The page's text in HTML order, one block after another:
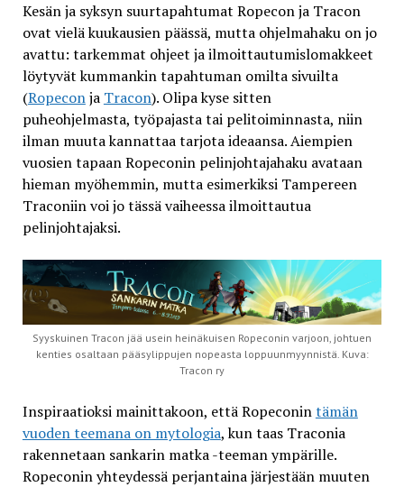
Kesän ja syksyn suurtapahtumat Ropecon ja Tracon
ovat vielä kuukausien päässä, mutta ohjelmahaku on jo
avattu: tarkemmat ohjeet ja ilmoittautumislomakkeet
löytyvät kummankin tapahtuman omilta sivuilta
(Ropeconja Tracon). Olipa kyse sitten
puheohjelmasta, työpajasta tai pelitoiminnasta, niin
ilman muuta kannattaa tarjota ideaansa. Aiempien
vuosien tapaan Ropeconin pelinjohtajahaku avataan
hieman myöhemmin, mutta esimerkiksi Tampereen
Traconiin voi jo tässä vaiheessa ilmoittautua
pelinjohtajaksi.
Syyskuinen Tracon jää usein heinäkuisen Ropeconin varjoon, johtuen
kenties osaltaan pääsylippujen nopeasta loppuunmyynnistä. Kuva:
Tracon ry
Inspiraatioksi mainittakoon, että Ropeconintämän
vuoden teemana on mytologia, kun taas Traconia
rakennetaan sankarin matka -teeman ympärille.
Ropeconin yhteydessä perjantaina järjestään muuten